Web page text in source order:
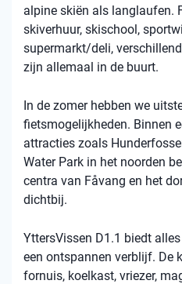
alpine skiën als langlaufen.
skiverhuur, skischool,
supermarkt/deli,
zijn allemaal in de buurt.
In de zomer hebben we
fietsmogelijkheden. Binnen
attracties zoals
Water Park in het noorden
centra van Fåvang en het
dichtbij.
YttersVissen D1.1 biedt
een ontspannen verblijf. De
fornuis, koelkast, vriezer,